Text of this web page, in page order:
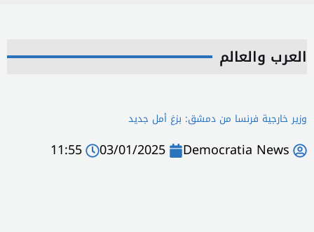
العرب والعالم
وزير خارجية فرنسا من دمشق: بزغ أمل جديد
Democratia News
03/01/2025
11:55